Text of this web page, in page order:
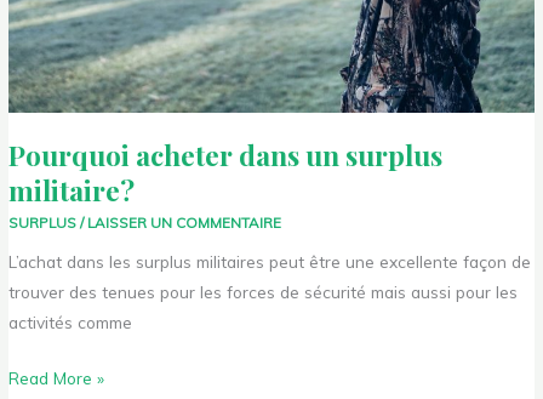
Pourquoi acheter dans un surplus
militaire?
SURPLUS / LAISSER UN COMMENTAIRE
L’achat dans les surplus militaires peut être une excellente façon de
trouver des tenues pour les forces de sécurité mais aussi pour les
activités comme
Read More »